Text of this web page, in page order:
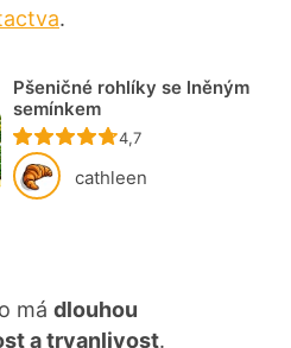
.
Pšeničné rohlíky se lněným
semínkem
Recept ještě nebyl
4,7
cathleen
má dlouhou
a trvanlivost.